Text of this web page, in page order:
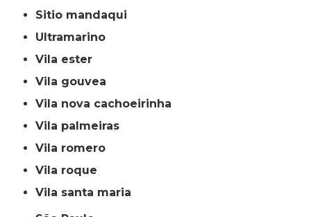
sitio mandaqui
ultramarino
vila ester
vila gouvea
vila nova cachoeirinha
vila palmeiras
vila romero
vila roque
vila santa maria